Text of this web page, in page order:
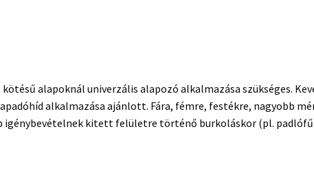
alapoknál univerzális alapozó alkalmazása szükséges.
alkalmazása ajánlott. Fára, fémre, festékre, nagyobb
igénybevételnek kitett felületre történő burkoláskor (pl.